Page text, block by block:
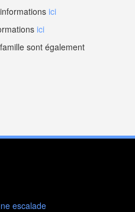
ici
ici
sont également
escalade